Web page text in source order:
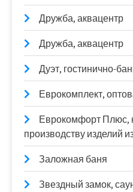
Дружба, аквацентр
Дружба, аквацентр
Дуэт, гостинично-
Еврокомплект,
Еврокомфорт Плюс,
производству изделий
Заложная баня
Звездный замок,